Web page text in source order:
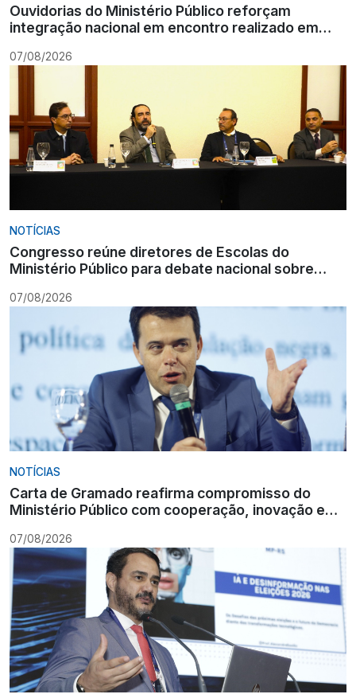
Ouvidorias do Ministério Público reforçam
integração nacional em encontro realizado em
07/08/2026
NOTÍCIAS
Congresso reúne diretores de Escolas do
Ministério Público para debate nacional sobre
07/08/2026
NOTÍCIAS
Carta de Gramado reafirma compromisso do
Ministério Público com cooperação, inovação e
07/08/2026